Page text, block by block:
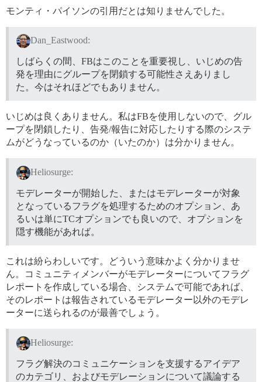
モンティ・パイソンの引用だとは知りませんでした。
Dan_Eastwood:
しばらくの間、FBはこのことを重要視し、いじめの告
発を理由にグループを閉鎖する可能性さえありまし
た。今はそれほどでもありません。
いじめは良くありません。私はFBを使用しないので、グル
ープを閉鎖したり、告発/報告に対応したりする際のシステ
ムがどうなっているのか（いたのか）は分かりません。
Heliosurge:
モデレーターが開始した、またはモデレーターが対象
となっているフラグを処理するためのオプション、あ
るいは単にTCオプションでも良いので、オプションを
隠す機能があれば。
これは紛らわしいです。どういう意味かよく分かりませ
ん。コミュニティメンバーがモデレーターについてフラグ
レポートを作成している場合、システムで可能であれば、
そのレポートは報告されているモデレーター以外のモデレ
ーターに送られるのが最善でしょう。
Heliosurge:
フラグ解決のコミュニケーションを支援するアイデア
のカテゴリ、およびモデレーションについて議論する